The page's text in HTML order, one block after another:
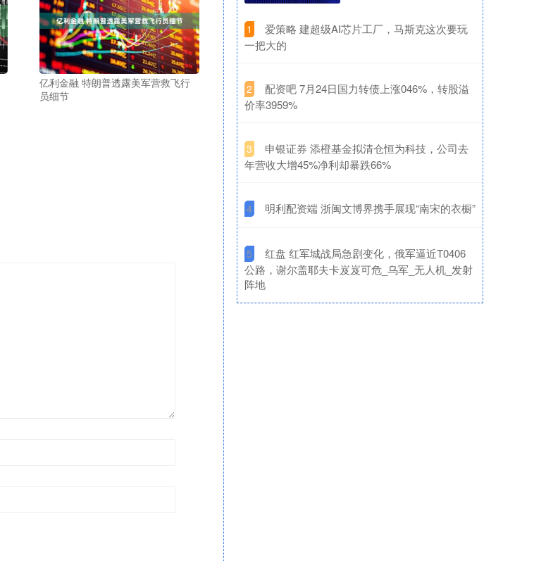
亿利金融 特朗普透露美军营救飞行
员细节
1
​爱策略 建超级AI芯片工厂，马斯克这次要玩
一把大的
2
​配资吧 7月24日国力转债上涨046%，转股溢
价率3959%
3
​申银证券 添橙基金拟清仓恒为科技，公司去
年营收大增45%净利却暴跌66%
4 ​明利配资端 浙闽文博界携手展现“南宋的衣橱”
5
​红盘 红军城战局急剧变化，俄军逼近T0406
公路，谢尔盖耶夫卡岌岌可危_乌军_无人机_发射
阵地